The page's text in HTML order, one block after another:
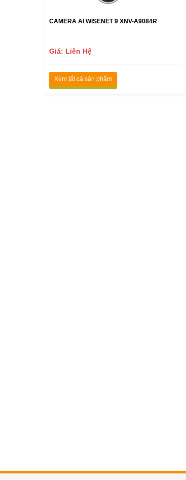
CAMERA AI WISENET 9 XNV-A9084R
Giá: Liên Hệ
Xem tất cả sản phẩm